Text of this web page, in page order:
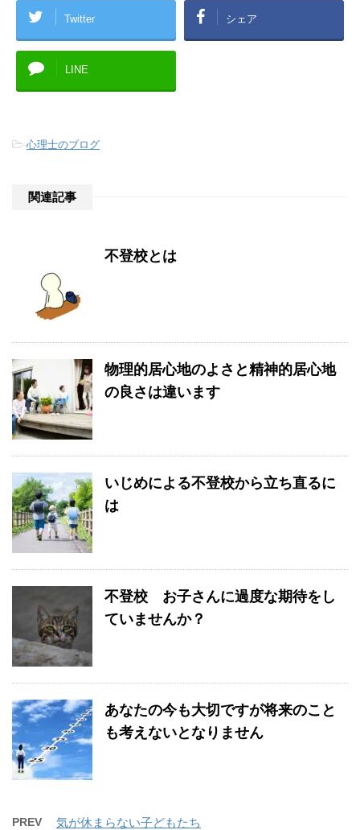
Twitter シェア
LINE
-心理士のブログ
関連記事
不登校とは
物理的居心地のよさと精神的居心地
の良さは違います
いじめによる不登校から立ち直るに
は
不登校 お子さんに過度な期待をし
ていませんか？
あなたの今も大切ですが将来のこと
も考えないとなりません
PREV 気が休まらない子どもたち